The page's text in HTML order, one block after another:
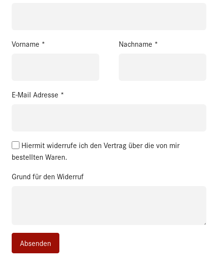
Vorname * Nachname *
E-Mail Adresse *
Hiermit widerrufe ich den Vertrag über die von mir
bestellten Waren.
Grund für den Widerruf
Absenden